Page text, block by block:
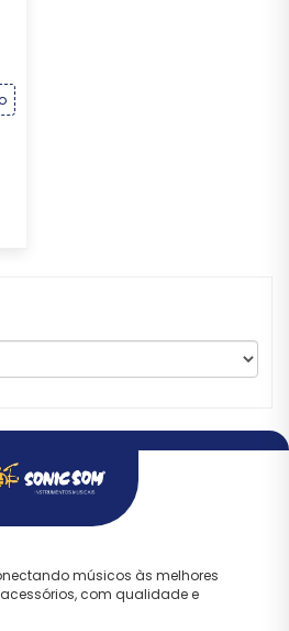
músicos às melhores
com qualidade e